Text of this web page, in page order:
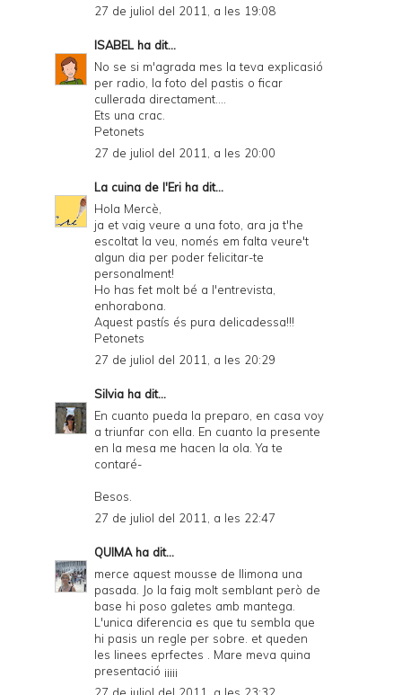
27 de juliol del 2011, a les 19:08
ISABEL ha dit...
No se si m'agrada mes la teva explicasió
per radio, la foto del pastis o ficar
cullerada directament....
Ets una crac.
Petonets
27 de juliol del 2011, a les 20:00
La cuina de l'Eri ha dit...
Hola Mercè,
ja et vaig veure a una foto, ara ja t'he
escoltat la veu, només em falta veure't
algun dia per poder felicitar-te
personalment!
Ho has fet molt bé a l'entrevista,
enhorabona.
Aquest pastís és pura delicadessa!!!
Petonets
27 de juliol del 2011, a les 20:29
Silvia ha dit...
En cuanto pueda la preparo, en casa voy
a triunfar con ella. En cuanto la presente
en la mesa me hacen la ola. Ya te
contaré-
Besos.
27 de juliol del 2011, a les 22:47
QUIMAha dit...
merce aquest mousse de llimona una
pasada. Jo la faig molt semblant però de
base hi poso galetes amb mantega.
L'unica diferencia es que tu sembla que
hi pasis un regle per sobre. et queden
les linees eprfectes . Mare meva quina
presentació ¡¡¡¡¡